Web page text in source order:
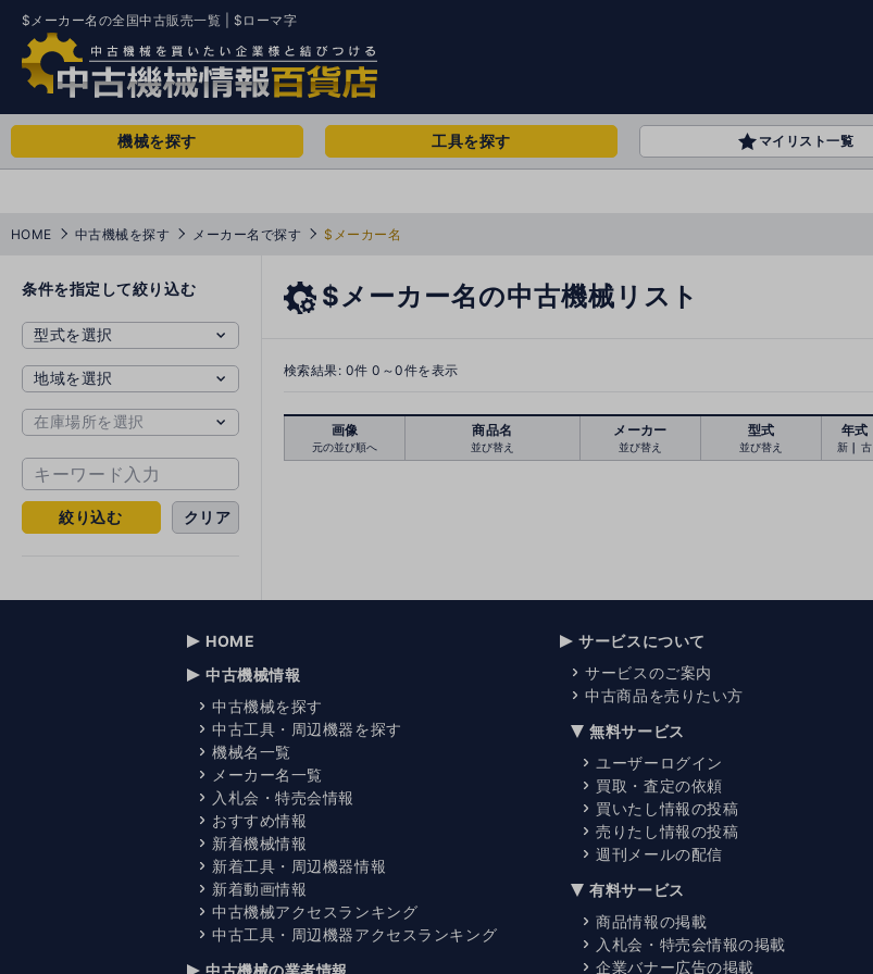
$メーカー名の全国中古販売一覧 | $ローマ字
機械を探す 工具を探す マイリスト一覧
HOME 中古機械を探す メーカー名で探す $メーカー名
条件を指定して絞り込む
絞り込む クリア
$メーカー名の中古機械リスト
検索結果: 0件 0～0件を表示
画像
元の並び順へ
商品名
並び替え
メーカー
並び替え
型式
並び替え
年式
新｜古
HOME
中古機械情報
中古機械を探す
中古工具・周辺機器を探す
機械名一覧
メーカー名一覧
入札会・特売会情報
おすすめ情報
新着機械情報
新着工具・周辺機器情報
新着動画情報
中古機械アクセスランキング
中古工具・周辺機器アクセスランキング
中古機械の業者情報
サービスについて
サービスのご案内
中古商品を売りたい方
無料サービス
ユーザーログイン
買取・査定の依頼
買いたし情報の投稿
売りたし情報の投稿
週刊メールの配信
有料サービス
商品情報の掲載
入札会・特売会情報の掲載
企業バナー広告の掲載